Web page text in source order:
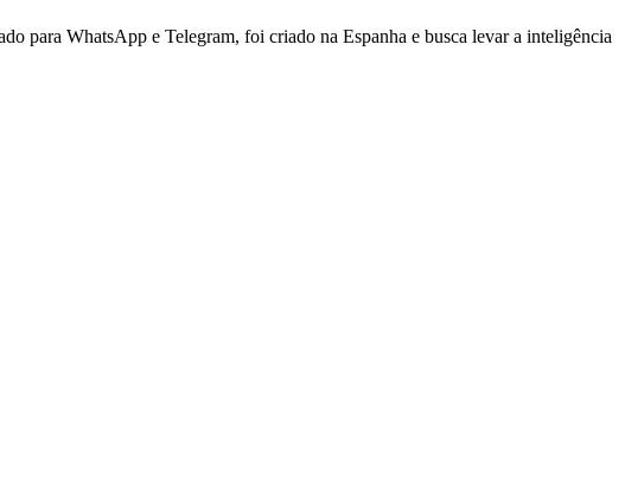
para WhatsApp e Telegram, foi criado na Espanha e busca levar a inteligência